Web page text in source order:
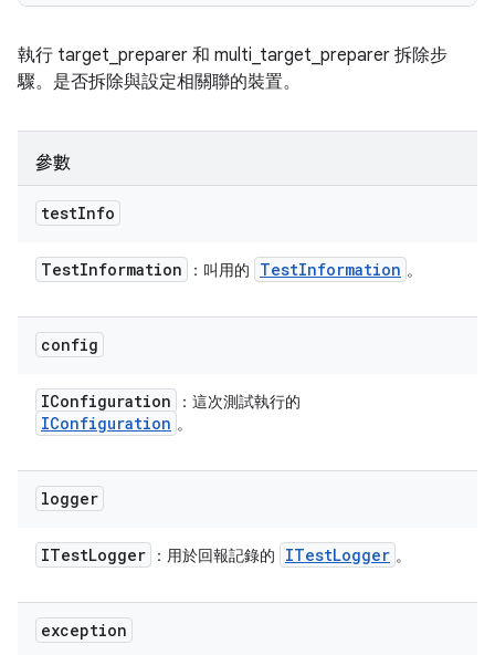
執行 target_preparer 和 multi_target_preparer 拆除步
驟。是否拆除與設定相關聯的裝置。
參數
testInfo
TestInformation ：叫用的 TestInformation 。
config
IConfiguration ：這次測試執行的
IConfiguration 。
logger
ITestLogger ：用於回報記錄的 ITestLogger 。
exception